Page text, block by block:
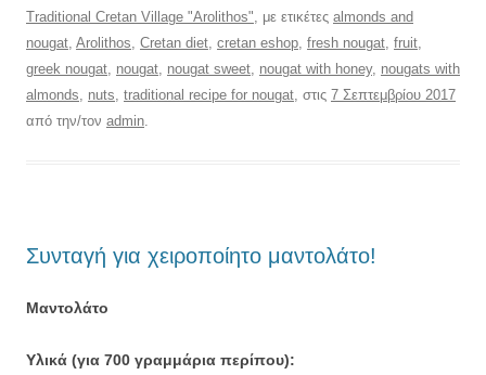
Traditional Cretan Village "Arolithos" , με ετικέτες almonds and
nougat Arolithos Cretan diet cretan eshop fresh nougat fruit
greek nougat nougat nougat sweet nougat with honey, nougats with
almonds
nuts traditional recipe for nougat , στις 7 Σεπτεμβρίου 2017
από την/τον admin
Συνταγή για χειροποίητο μαντολάτο!
Μαντολάτο
Υλικά (για 700 γραμμάρια περίπου):